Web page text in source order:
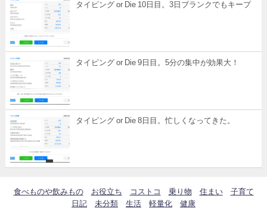
タイピング or Die 10日目。3日ブランクでもキープ
タイピング or Die 9日目。5分の集中が効果大！
タイピング or Die 8日目。忙しくなってきた。
食べものや飲みもの お役立ち コストコ 乗り物 住まい
子育て
日記
未分類 生活 軽量化 健康